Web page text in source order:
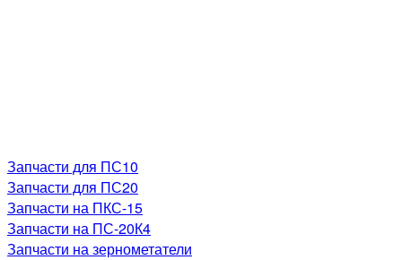
Запчасти для ПС10
Запчасти для ПС20
Запчасти на ПКС-15
Запчасти на ПС-20К4
Запчасти на зернометатели